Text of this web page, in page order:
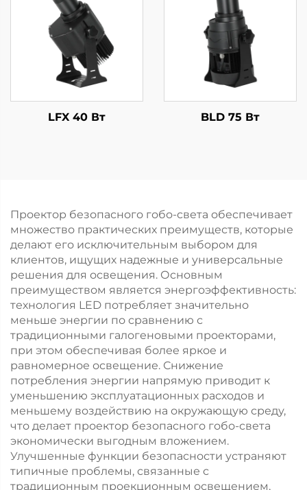
с дистанционным
управлением для
коммерческих
дисплеев
магазинов и
предупреждающих
табло
LFX 40 Вт BLD 75 Вт
Проектор безопасного гобо-света обеспечивает
множество практических преимуществ, которые
делают его исключительным выбором для
клиентов, ищущих надежные и универсальные
решения для освещения. Основным
преимуществом является энергоэффективность:
технология LED потребляет значительно
меньше энергии по сравнению с
традиционными галогеновыми проекторами,
при этом обеспечивая более яркое и
равномерное освещение. Снижение
потребления энергии напрямую приводит к
уменьшению эксплуатационных расходов и
меньшему воздействию на окружающую среду,
что делает проектор безопасного гобо-света
экономически выгодным вложением.
Улучшенные функции безопасности устраняют
типичные проблемы, связанные с
традиционным проекционным освещением,